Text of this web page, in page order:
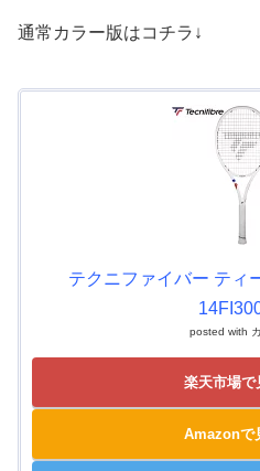
通常カラー版はコチラ↓
テクニファイバー ティ
posted with
楽天市場で
Amazonで